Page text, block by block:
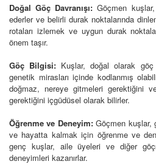
Doğal Göç Davranışı: Göçmen
ederler ve belirli durak noktalarında
rotaları izlemek ve uygun durak
önem taşır.
Göç Bilgisi: Kuşlar, doğal olarak
genetik mirasları içinde kodlanmış
doğmaz, nereye gitmeleri gerektiğini
gerektiğini içgüdüsel olarak bilirler.
Öğrenme ve Deneyim:Göçmen kuşlar,
ve hayatta kalmak için öğrenme ve
genç kuşlar, aile üyeleri ve diğer
deneyimleri kazanırlar.